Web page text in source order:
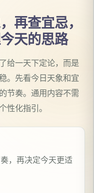
再查宜忌，
天的思路
给一天下定论，而是
。先看今日天象和宜
节奏。通用内容不需
性化指引。
，再决定今天更适